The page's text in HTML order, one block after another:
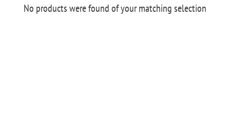
No products were found of your matching selection